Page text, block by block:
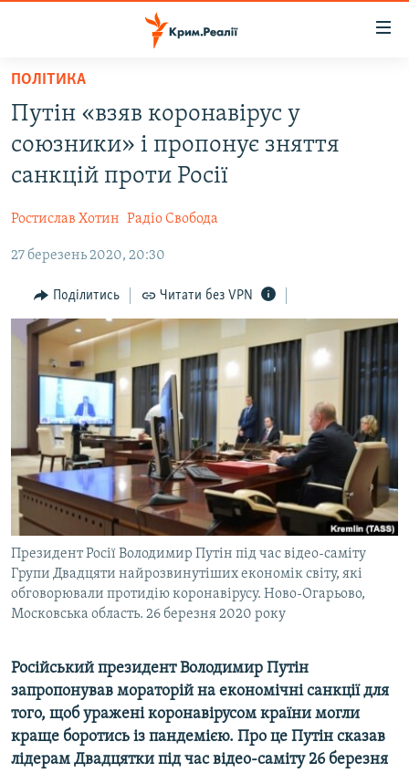
Перейти
основного
матеріалу
до
основної
Перейти
пошуку
ВОДА.КРИМ
ВІДЕО ТА ФОТО
БЛОГИ
ПОГЛЯД
ІНТЕРВ'Ю
ВСЕ ЗА ДЕНЬ
СПЕЦПРОЕКТИ
ДЕПОРТАЦІЯ
ВІДЕОУРОКИ «ELIFBE»
СВІДЧЕННЯ ОКУПАЦІЇ
УКРАЇНСЬКА ПРОБЛЕМА КРИМУ
ІНФОГРАФІКА
ЯК ОБІЙТИ БЛОКУВАННЯ
Русский
Qırımtatar
ДОЛУЧАЙСЯ!
Усі сайти RFE/RL
ПОЛІТИКА
Путін «взяв коронавірус у
союзники» і пропонує зняття
санкцій проти Росії
Ростислав Хотин Радіо Свобода
27 березень 2020, 20:30
Поділитись Читати без VPN
Президент Росії Володимир Путін під час відео-саміту
Групи Двадцяти найрозвинутіших економік світу, які
обговорювали протидію коронавірусу. Ново-Огарьово,
Московська область. 26 березня 2020 року
Російський президент Володимир Путін
запропонував мораторій на економічні санкції для
того, щоб уражені коронавірусом країни могли
краще боротись із пандемією. Про це Путін сказав
лідерам Двадцятки під час відео-саміту 26 березня